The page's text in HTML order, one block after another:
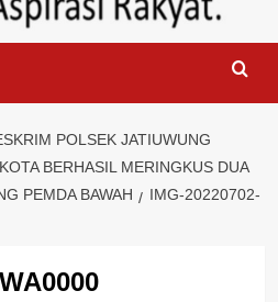
POLSEK JATIUWUNG
BERHASIL MERINGKUS DUA
PEMDA BAWAH
IMG-20220702-